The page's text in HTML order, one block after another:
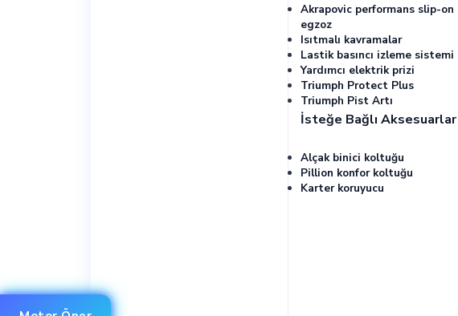
Akrapovic performans slip-on
egzoz
Isıtmalı kavramalar
Lastik basıncı izleme sistemi
Yardımcı elektrik prizi
Triumph Protect Plus
Triumph Pist Artı
İsteğe Bağlı Aksesuarlar
Alçak binici koltuğu
Pillion konfor koltuğu
Karter koruyucu